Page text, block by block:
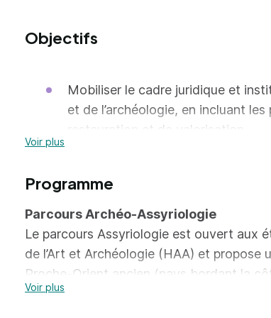
Objectifs
Mobiliser le cadre juridique et
et de l’archéologie, en incluant
restauration et de valorisation
institutionnels et privés
Contribuer à la recherche de
comprenant les mécanismes du
Voir plus
Programme
Parcours Archéo-Assyriologie
Le parcours Assyriologie est ouvert aux
de l’Art et Archéologie (HAA) et propose
Proche-Orient ancien (pays bordant la
Syrie, Irak actuels), depuis l'apparition de
Voir plus